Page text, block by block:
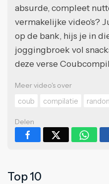
absurde, compleet
vermakelijke video's?
op de bank, hijs je in
joggingbroek vol
deze verse
Meer video's over
coub
compilatie
Delen
Top 10